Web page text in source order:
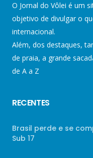
O Jornal do Vôlei é um
objetivo de divulgar o
internacional.
Além, dos destaques,
de praia, a grande
de A a Z
RECENTES
Brasil perde e se
Sub 17